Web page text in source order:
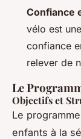
Confiance
vélo est
confiance
relever de
Le
Objectifs et
Le
enfants à la